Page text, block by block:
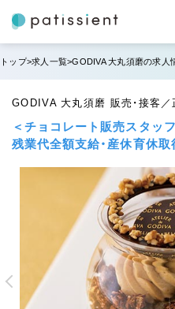
トップ 求人一覧 GODIVA 大丸須磨の求人
GODIVA 大丸須磨 販売・接客
＜チョコレート販売スタッ
残業代全額支給・産休育休取